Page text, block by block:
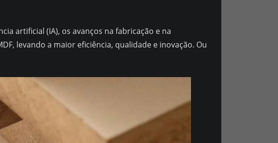
artificial (IA), os avanços na fabricação e na
levando a maior eficiência, qualidade e inovação. Ou